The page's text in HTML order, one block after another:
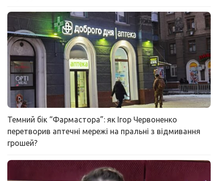
Темний бік “Фармастора”: як Ігор Червоненко
перетворив аптечні мережі на пральні з відмивання
грошей?